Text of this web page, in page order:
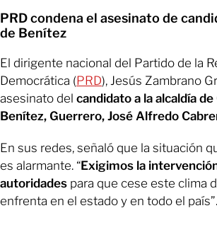
PRD condena el asesinato de
de Benítez
El dirigente nacional del Partido de la
Democrática (PRD), Jesús Zambrano
asesinato del candidato a la alcaldía
Benítez, Guerrero, José Alfredo
En sus redes, señaló que la situación
es alarmante. “Exigimos la
autoridades para que cese este clima
enfrenta en el estado y en todo el país”.